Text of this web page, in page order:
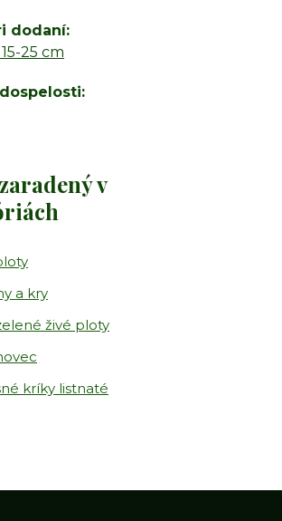
dodaní
25 cm
v
a kry
živé ploty
kríky listnaté